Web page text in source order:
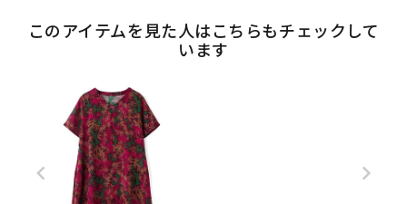
このアイテムを見た人はこちらもチェックして
います